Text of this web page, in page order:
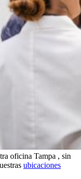
oficina Tampa , sin
ubicaciones